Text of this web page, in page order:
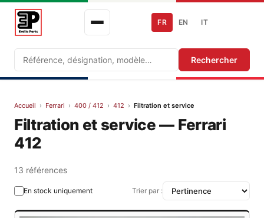
Recherche Rechercher
FR EN IT
Accueil › Ferrari › 400 / 412 › 412 › Filtration et service
Filtration et service — Ferrari
412
13 références
En stock uniquement Trier par :